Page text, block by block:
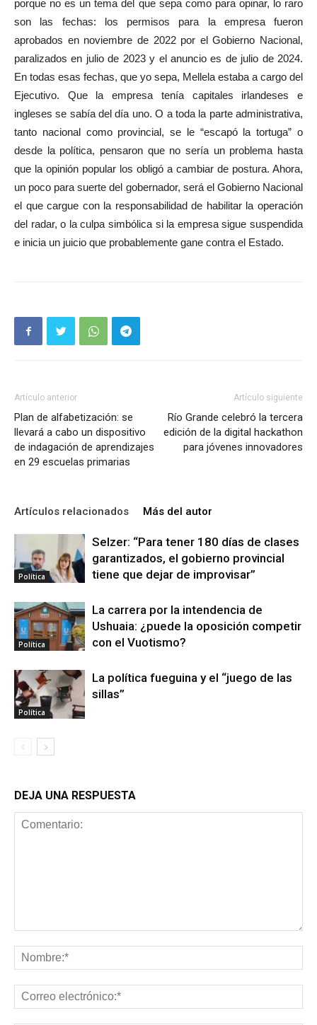
porque no es un tema del que sepa como para opinar, lo raro
son las fechas: los permisos para la empresa fueron
aprobados en noviembre de 2022 por el Gobierno Nacional,
paralizados en julio de 2023 y el anuncio es de julio de 2024.
En todas esas fechas, que yo sepa, Mellela estaba a cargo del
Ejecutivo. Que la empresa tenía capitales irlandeses e
ingleses se sabía del día uno. O a toda la parte administrativa,
tanto nacional como provincial, se le “escapó la tortuga” o
desde la política, pensaron que no sería un problema hasta
que la opinión popular los obligó a cambiar de postura. Ahora,
un poco para suerte del gobernador, será el Gobierno Nacional
el que cargue con la responsabilidad de habilitar la operación
del radar, o la culpa simbólica si la empresa sigue suspendida
e inicia un juicio que probablemente gane contra el Estado.
Artículo anterior
Plan de alfabetización: se
llevará a cabo un dispositivo
de indagación de aprendizajes
en 29 escuelas primarias
Artículo siguiente
Río Grande celebró la tercera
edición de la digital hackathon
para jóvenes innovadores
Artículos relacionados Más del autor
Política
Selzer: “Para tener 180 días de clases
garantizados, el gobierno provincial
tiene que dejar de improvisar”
Política
La carrera por la intendencia de
Ushuaia: ¿puede la oposición competir
con el Vuotismo?
Política
La política fueguina y el “juego de las
sillas”
DEJA UNA RESPUESTA